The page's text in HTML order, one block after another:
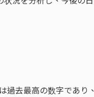
過去最高の数字であり